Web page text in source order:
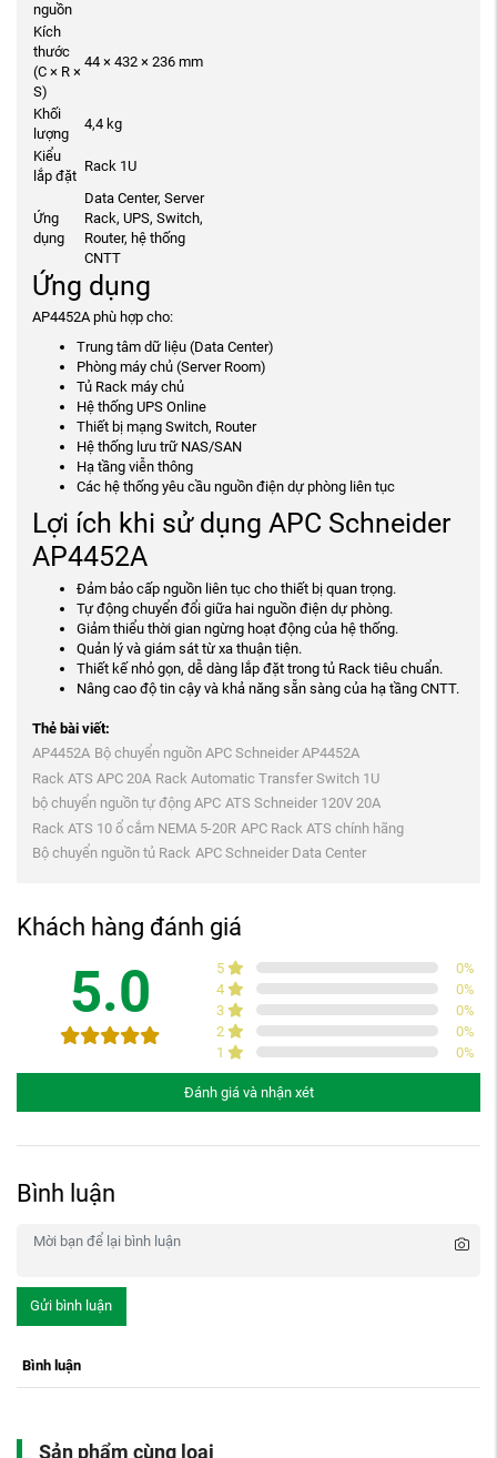
nguồn
Kích
thước
(C × R ×
S)
44 × 432 × 236 mm
Khối
lượng
4,4 kg
Kiểu
lắp đặt
Rack 1U
Ứng
dụng
Data Center, Server
Rack, UPS, Switch,
Router, hệ thống
CNTT
Ứng dụng
AP4452A phù hợp cho:
Trung tâm dữ liệu (Data Center)
Phòng máy chủ (Server Room)
Tủ Rack máy chủ
Hệ thống UPS Online
Thiết bị mạng Switch, Router
Hệ thống lưu trữ NAS/SAN
Hạ tầng viễn thông
Các hệ thống yêu cầu nguồn điện dự phòng liên tục
Lợi ích khi sử dụng APC Schneider
AP4452A
Đảm bảo cấp nguồn liên tục cho thiết bị quan trọng.
Tự động chuyển đổi giữa hai nguồn điện dự phòng.
Giảm thiểu thời gian ngừng hoạt động của hệ thống.
Quản lý và giám sát từ xa thuận tiện.
Thiết kế nhỏ gọn, dễ dàng lắp đặt trong tủ Rack tiêu chuẩn.
Nâng cao độ tin cậy và khả năng sẵn sàng của hạ tầng CNTT.
Thẻ bài viết:
AP4452A Bộ chuyển nguồn APC Schneider AP4452A
Rack ATS APC 20A Rack Automatic Transfer Switch 1U
bộ chuyển nguồn tự động APC ATS Schneider 120V 20A
Rack ATS 10 ổ cắm NEMA 5-20R APC Rack ATS chính hãng
Bộ chuyển nguồn tủ Rack APC Schneider Data Center
Khách hàng đánh giá
5.0 5 0%
4
0%
3
0%
2
0%
1
0%
Đánh giá và nhận xét
Bình luận
Gửi bình luận
Bình luận
Sản phẩm cùng loại